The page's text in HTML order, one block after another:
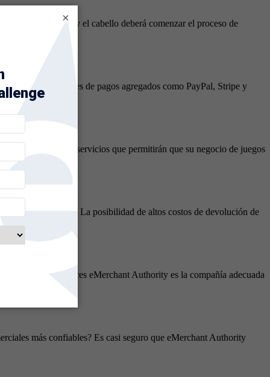
de la piel y el cabello deberá comenzar el proceso de
o procesadores de pagos agregados como PayPal, Stripe y
y ofrecemos servicios que permitirán que su negocio de juegos
los nutracéuticos. La posibilidad de altos costos de devolución de
multinivel, entonces eMerchant Authority es la compañía adecuada
más confiables? Es casi seguro que eMerchant Authority
×